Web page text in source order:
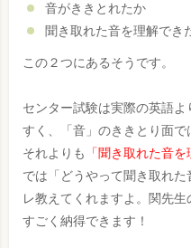
音がききとれたか
聞き取れた音を理解でき
この２つにあるそうです。
センター試験は実際の英語
すく、「音」のききとり面で
それよりも
「聞き取れた音
では「どうやって聞き取れ
レ教えてくれますよ。関先
すごく納得できます！